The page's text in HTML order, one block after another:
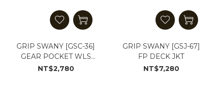
GRIP SWANY [GSC-36]
GEAR POCKET WLS
TEE
NT$2,780
GRIP SWANY [GSJ-67]
FP DECK JKT
NT$7,280